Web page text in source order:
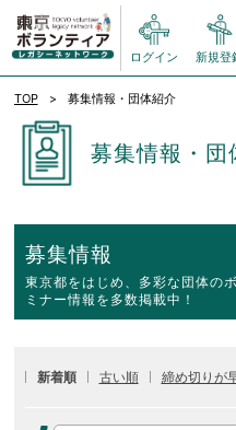
ログイン 新規登
TOP 募集情報・団体紹介
募集情報・団
募集情報
東京都をはじめ、多彩な団体の
ミナー情報を多数掲載中！
新着順 古い順 締め切りが